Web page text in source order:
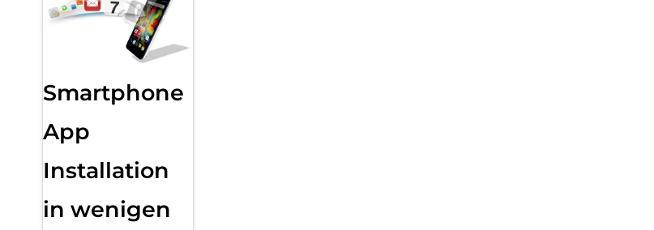
Smartphone
App
Installation
in wenigen